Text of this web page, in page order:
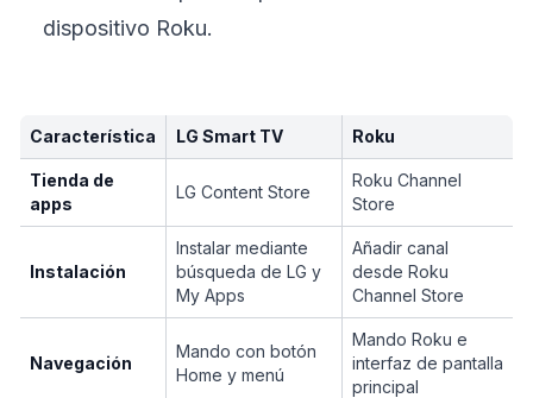
dispositivo Roku.
Característica LG Smart TV Roku
Tienda de
apps
LG Content Store
Roku Channel
Store
Instalación
Instalar mediante
búsqueda de LG y
My Apps
Añadir canal
desde Roku
Channel Store
Navegación
Mando con botón
Home y menú
Mando Roku e
interfaz de pantalla
principal